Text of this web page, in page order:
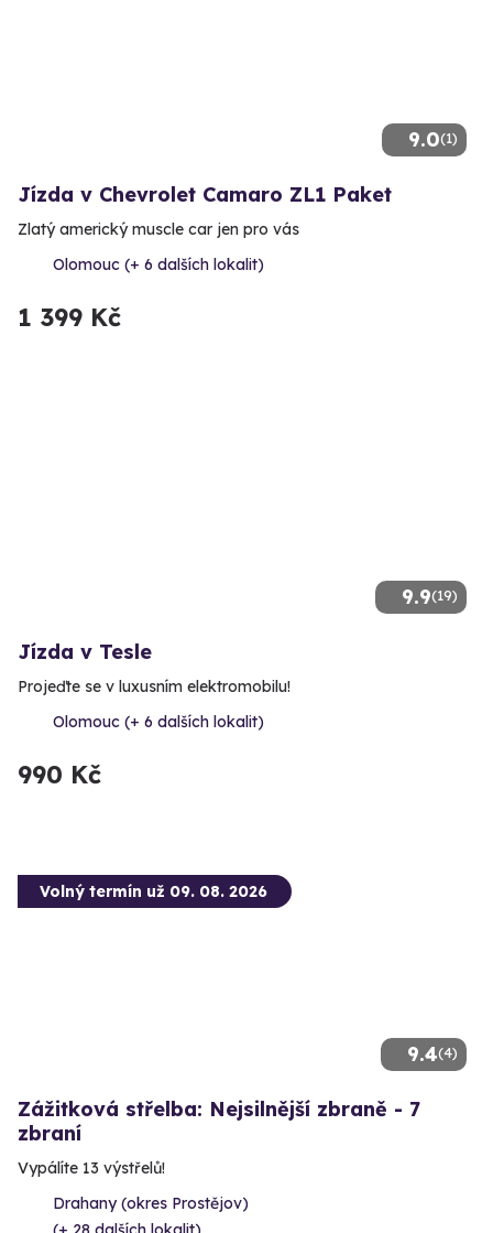
9.0(1)
Jízda v Chevrolet Camaro ZL1 Paket
Zlatý americký muscle car jen pro vás
Olomouc (+ 6 dalších lokalit)
1 399 Kč
9.9(19)
Jízda v Tesle
Projeďte se v luxusním elektromobilu!
Olomouc (+ 6 dalších lokalit)
990 Kč
9.4(4)
Volný termín už 09. 08. 2026
Zážitková střelba: Nejsilnější zbraně - 7
zbraní
Vypálíte 13 výstřelů!
Drahany (okres Prostějov)